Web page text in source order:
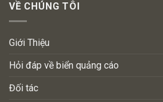
VỀ CHÚNG TÔI
Giới Thiệu
Hỏi đáp về biển quảng cáo
Đối tác